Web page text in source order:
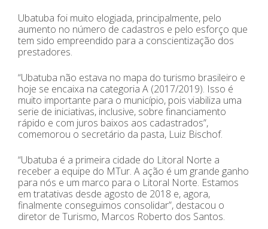
Ubatuba foi muito elogiada, principalmente, pelo
aumento no número de cadastros e pelo esforço que
tem sido empreendido para a conscientização dos
prestadores.
“Ubatuba não estava no mapa do turismo brasileiro e
hoje se encaixa na categoria A (2017/2019). Isso é
muito importante para o município, pois viabiliza uma
serie de iniciativas, inclusive, sobre financiamento
rápido e com juros baixos aos cadastrados”,
comemorou o secretário da pasta, Luiz Bischof.
“Ubatuba é a primeira cidade do Litoral Norte a
receber a equipe do MTur. A ação é um grande ganho
para nós e um marco para o Litoral Norte. Estamos
em tratativas desde agosto de 2018 e, agora,
finalmente conseguimos consolidar”, destacou o
diretor de Turismo, Marcos Roberto dos Santos.